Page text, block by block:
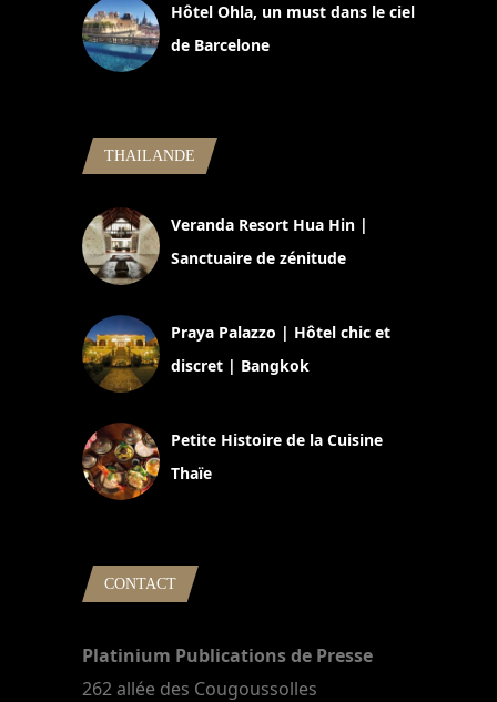
Hôtel Ohla, un must dans le ciel
de Barcelone
THAILANDE
Veranda Resort Hua Hin |
Sanctuaire de zénitude
Praya Palazzo | Hôtel chic et
discret | Bangkok
Petite Histoire de la Cuisine
Thaïe
CONTACT
Platinium Publications de Presse
262 allée des Cougoussolles